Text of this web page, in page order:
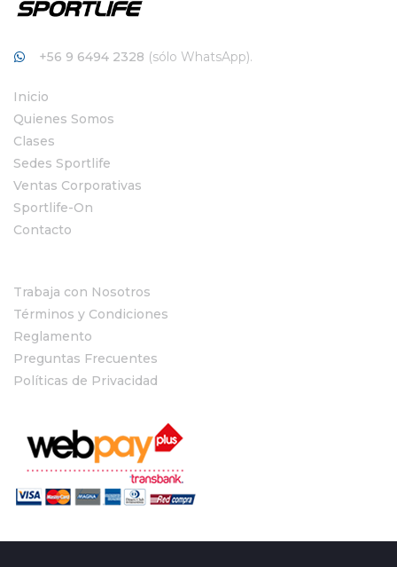
+56 9 6494 2328 (sólo WhatsApp).
Inicio
Quienes Somos
Clases
Sedes Sportlife
Ventas Corporativas
Sportlife-On
Contacto
Trabaja con Nosotros
Términos y Condiciones
Reglamento
Preguntas Frecuentes
Políticas de Privacidad